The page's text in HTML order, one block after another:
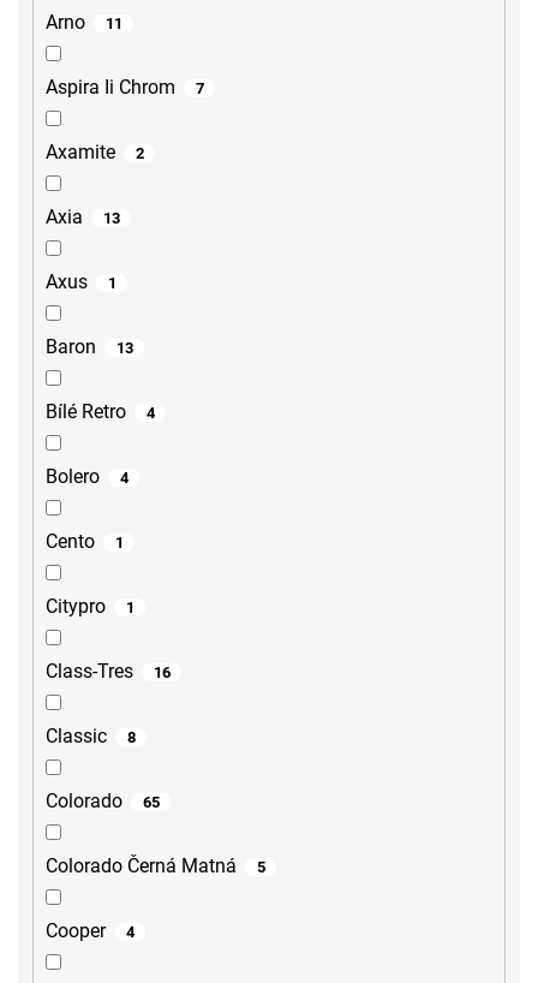
Arno 11
Aspira Ii Chrom 7
Axamite 2
Axia 13
Axus 1
Baron 13
Bílé Retro 4
Bolero 4
Cento 1
Citypro 1
Class-Tres 16
Classic 8
Colorado 65
Colorado Černá Matná 5
Cooper 4